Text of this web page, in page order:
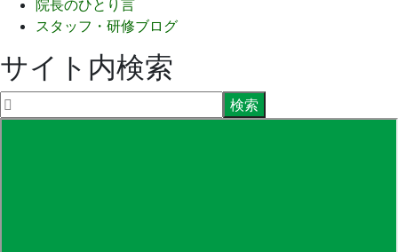
院長のひとり言
スタッフ・研修ブログ
サイト内検索